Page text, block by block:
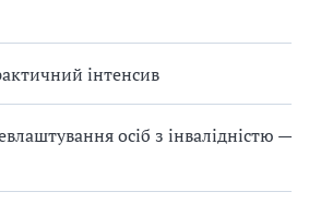
інтенсив
осіб з інвалідністю —